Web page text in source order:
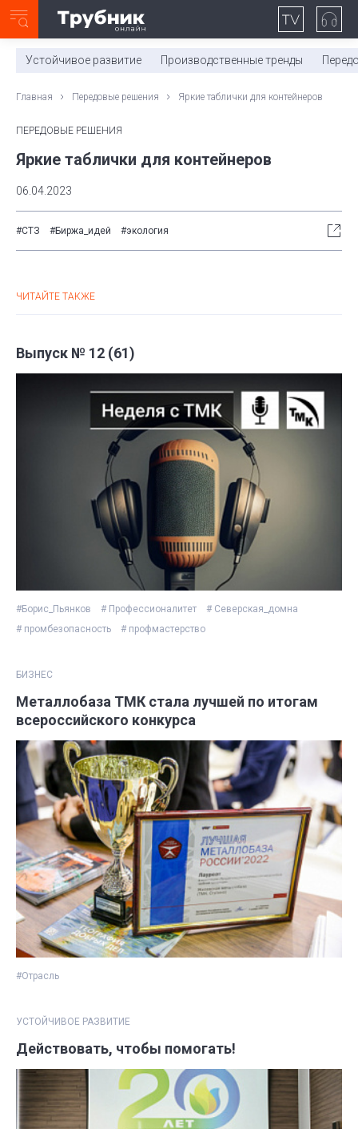
0:00/ 11:03
Устойчивое развитие Производственные тренды
Главная Передовые решения Яркие таблички для контейнеров
ПЕРЕДОВЫЕ РЕШЕНИЯ
Яркие таблички для контейнеров
06.04.2023
#СТЗ #Биржа_идей #экология
ЧИТАЙТЕ ТАКЖЕ
Выпуск № 12 (61)
#Борис_Пьянков # Профессионалитет
# Северская_домна
# промбезопасность
# профмастерство
БИЗНЕС
Металлобаза ТМК стала лучшей по итогам
всероссийского конкурса
#Отрасль
УСТОЙЧИВОЕ РАЗВИТИЕ
Действовать, чтобы помогать!